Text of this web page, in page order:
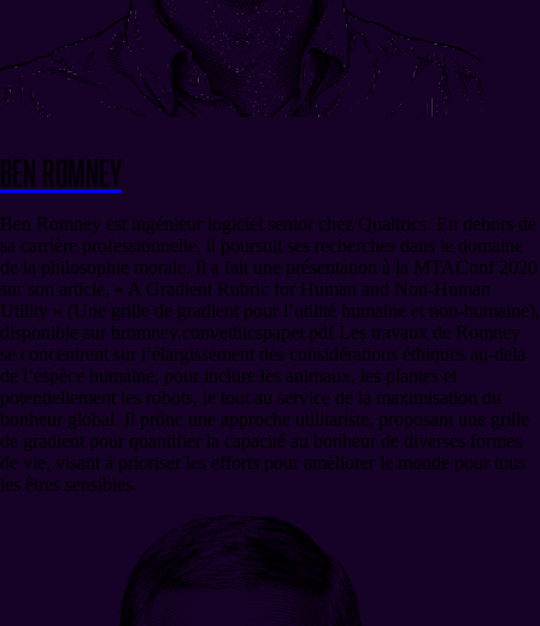
Ben Romney
Ben Romney est ingénieur logiciel senior chez Qualtrics. En dehors de
sa carrière professionnelle, il poursuit ses recherches dans le domaine
de la philosophie morale. Il a fait une présentation à la MTAConf 2020
sur son article, « A Gradient Rubric for Human and Non-Human
Utility » (Une grille de gradient pour l’utilité humaine et non-humaine),
disponible sur bromney.com/ethicspaper.pdf Les travaux de Romney
se concentrent sur l’élargissement des considérations éthiques au-delà
de l’espèce humaine, pour inclure les animaux, les plantes et
potentiellement les robots, le tout au service de la maximisation du
bonheur global. Il prône une approche utilitariste, proposant une grille
de gradient pour quantifier la capacité au bonheur de diverses formes
de vie, visant à prioriser les efforts pour améliorer le monde pour tous
les êtres sensibles.